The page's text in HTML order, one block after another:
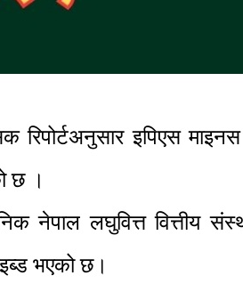
रिपोर्टअनुसार इपिएस
छ ।
नेपाल लघुवित्त वित्तीय
भएको छ।